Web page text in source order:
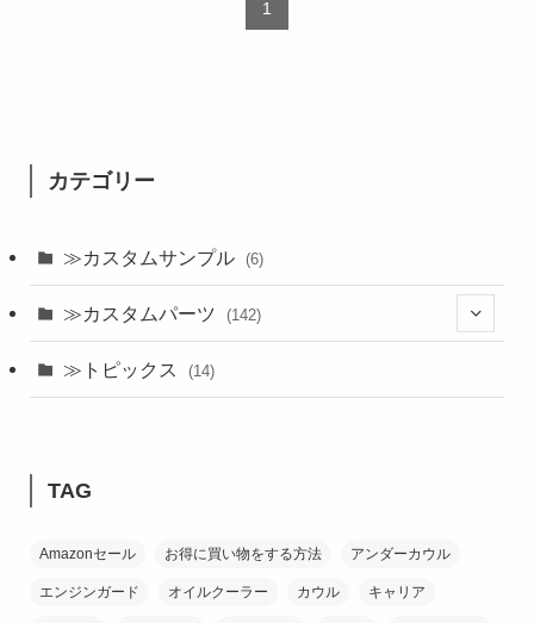
1
カテゴリー
≫カスタムサンプル (6)
≫カスタムパーツ (142)
≫トピックス (14)
TAG
Amazonセール お得に買い物をする方法 アンダーカウル
エンジンガード オイルクーラー カウル キャリア